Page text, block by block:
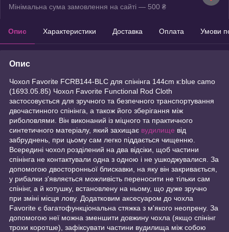
Мінімальна сума замовлення на сайті — 500 ₴
Опис Характеристики Доставка Оплата Умови
Опис
Чохол Favorite FCRB144-BLC для спінінга 144cm к:blue camo
(1693.05.85) Чохол Favorite Functional Rod Cloth
застосовується для зручного та безпечного транспортування
двочастинного спінінга, а також його зберігання між
риболовлями. Він виконаний із міцного та практичного
синтетичного матеріалу, який захищає вудилище від
забруднень, при цьому сам легко піддається чищенню.
Всередині чохол розділений на два відсіки, щоб частини
спінінга не контактували одна з одною і не ушкоджувалися. За
допомогою двосторонньої блискавки, на яку він закривається,
у рибалки з'являється можливість переносити не тільки сам
спінінг, а й котушку, встановлену на ньому, що дуже зручно
при зміні місця лову. Додатковим аксесуаром до чохла
Favorite є багатофункціональна стяжка з м'якого неопрену. За
допомогою неї можна зменшити довжину чохла (якщо спінінг
трохи коротше), зафіксувати частини вудилища між собою